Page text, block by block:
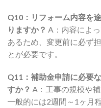
Q10：リフォーム内容を
りますか？ A：内容によ
あるため、変更前に必ず
とが必要です。
Q11：補助金申請に必要
すか？ A：工事の規模や
一般的には2週間～1ヶ月